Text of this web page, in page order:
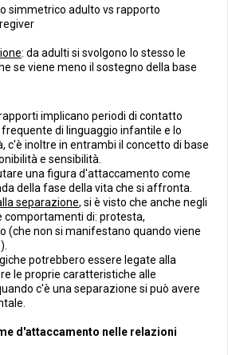
simmetrico adulto vs rapporto
: da adulti si svolgono lo stesso le
se viene meno il sostegno della base
implicano periodi di contatto
di linguaggio infantile e lo
inoltre in entrambi il concetto di base
e sensibilità.
una figura d'attaccamento come
della fase della vita che si affronta.
separazione, si è visto che anche negli
comportamenti di: protesta,
(che non si manifestano quando viene
potrebbero essere legate alla
le proprie caratteristiche alle
c'è una separazione si può avere
d'attaccamento nelle relazioni